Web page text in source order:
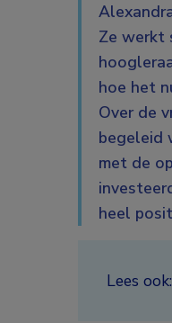
Ze werkt
hoe het
Over de
begeleid
met de
heel
Lees ook: